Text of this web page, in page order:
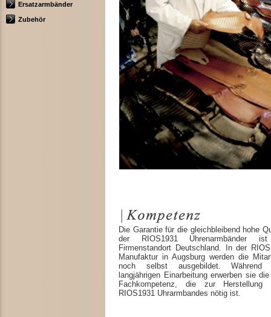
Ersatzarmbänder
Zubehör
Die Garantie für die gleichbleibend hohe
der RIOS1931 Uhrenarmbänder
Firmenstandort Deutschland. In der
Manufaktur in Augsburg werden die
noch selbst ausgebildet. Während
langjährigen Einarbeitung erwerben sie
Fachkompetenz, die zur Herstellung
RIOS1931 Uhrarmbandes nötig ist.